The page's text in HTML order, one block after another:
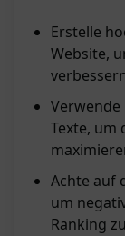
Erstelle
Website,
Texte, um
Achte auf
um
Ranking